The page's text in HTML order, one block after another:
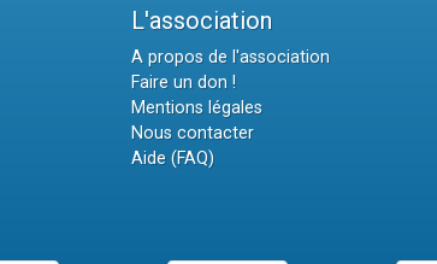
L'association
A propos de l'association
Faire un don !
Mentions légales
Nous contacter
Aide (FAQ)